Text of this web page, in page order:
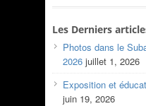
Les Derniers
Photos dans le
2026 juillet 1, 2026
Exposition et
juin 19, 2026